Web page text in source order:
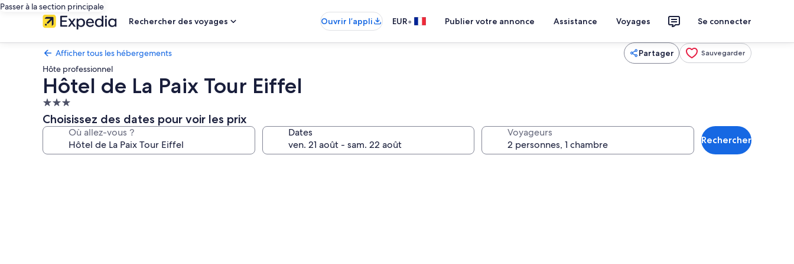
Passer à la section principale
Rechercher des voyages
Ouvrir l’appli EUR• Publier votre annonce Assistance Voyages Se connecter
Afficher tous les hébergements Partager Sauvegarder
Hôte professionnel
Hôtel de La Paix Tour Eiffel
Hébergement
3.0 étoiles
Choisissez des dates pour voir les prix
Où allez-vous ? Dates Voyageurs
Rechercher